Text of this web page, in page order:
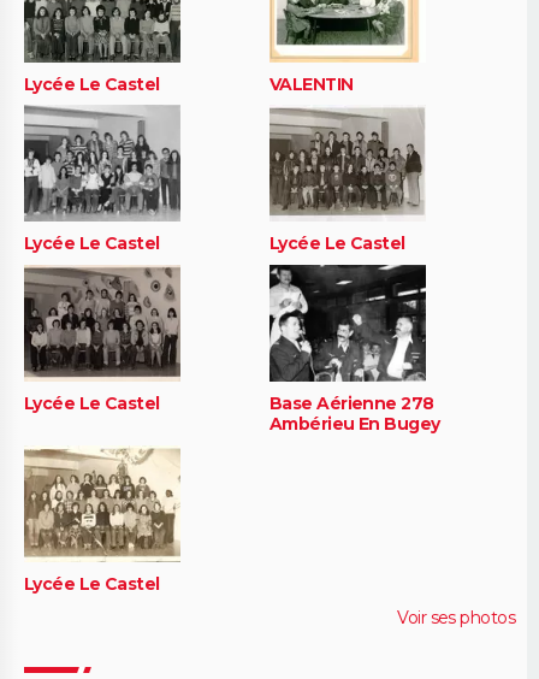
Lycée Le Castel VALENTIN
Lycée Le Castel Lycée Le Castel
Lycée Le Castel
Base Aérienne 278
Ambérieu En Bugey
Lycée Le Castel
Voir ses photos